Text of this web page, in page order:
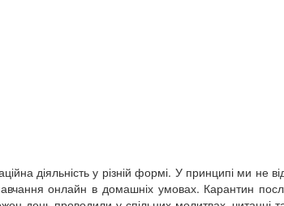
діяльність у різній формі. У принципі ми не
онлайн в домашніх умовах. Карантин